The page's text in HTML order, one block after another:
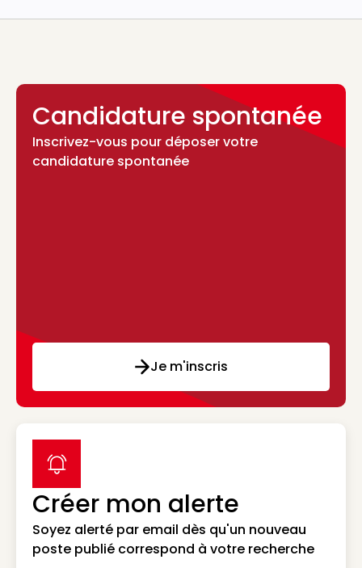
Candidature spontanée
Inscrivez-vous pour déposer votre
candidature spontanée
Je m'inscris
Créer mon alerte
Soyez alerté par email dès qu'un nouveau
poste publié correspond à votre recherche
label icon